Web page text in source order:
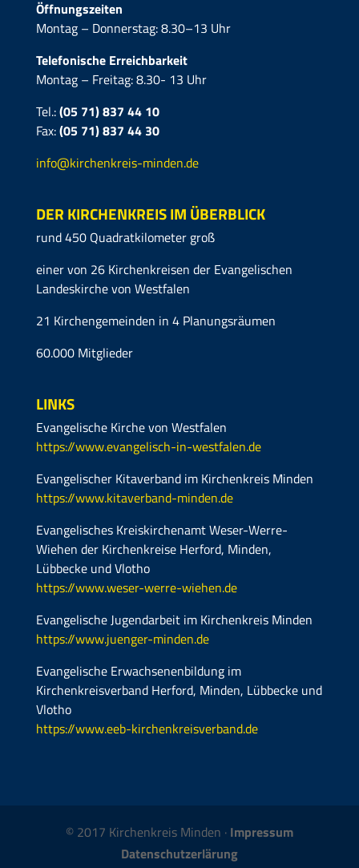
Öffnungszeiten
Montag – Donnerstag: 8.30–13 Uhr
Telefonische Erreichbarkeit
Montag – Freitag: 8.30- 13 Uhr
Tel.:(05 71) 837 44 10
Fax:(05 71)837 44 30
info@kirchenkreis-minden.de
DER KIRCHENKREIS IM ÜBERBLICK
rund 450 Quadratkilometer groß
einer von 26 Kirchenkreisen der Evangelischen
Landeskirche von Westfalen
21 Kirchengemeinden in 4 Planungsräumen
60.000 Mitglieder
LINKS
Evangelische Kirche von Westfalen
https://www.evangelisch-in-westfalen.de
Evangelischer Kitaverband im Kirchenkreis Minden
https://www.kitaverband-minden.de
Evangelisches Kreiskirchenamt Weser-Werre-
Wiehen der Kirchenkreise Herford, Minden,
Lübbecke und Vlotho
https://www.weser-werre-wiehen.de
Evangelische Jugendarbeit im Kirchenkreis Minden
https://www.juenger-minden.de
Evangelische Erwachsenenbildung im
Kirchenkreisverband Herford, Minden, Lübbecke und
Vlotho
https://www.eeb-kirchenkreisverband.de
© 2017 Kirchenkreis Minden · Impressum
Datenschutzerlärung